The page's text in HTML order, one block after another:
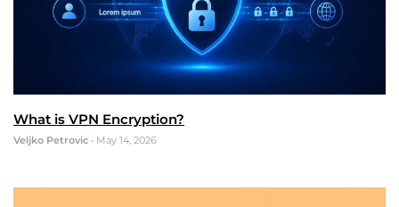
What is VPN Encryption?
Veljko Petrovic • May 14, 2026